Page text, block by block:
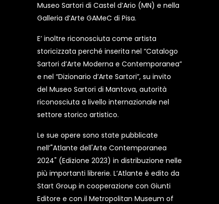
Museo Sartori di Castel d’Ario (MN) e nella
Galleria d’Arte GAMeC di Pisa.
E’ inoltre riconosciuta come artista
storicizzata perché inserita nel “Catalogo
Sartori d’Arte Moderna e Contemporanea”
e nel “Dizionario d’Arte Sartori”, su invito
del Museo Sartori di Mantova, autorità
riconosciuta a livello internazionale nel
settore storico artistico.
Le sue opere sono state pubblicate
nell’"Atlante dell'Arte Contemporanea
2024" (Edizione 2023) in distribuzione nelle
più importanti librerie. L’Atlante è edito da
Start Group in cooperazione con Giunti
Editore e con il Metropolitan Museum of